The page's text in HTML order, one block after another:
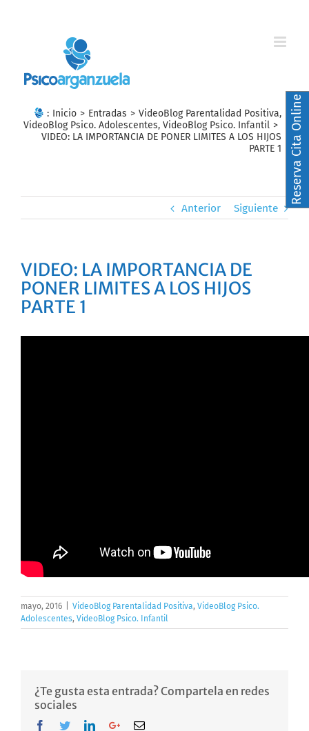
: Inicio > Entradas > VideoBlog Parentalidad Positiva,
VideoBlog Psico. Adolescentes, VideoBlog Psico. Infantil >
VIDEO: LA IMPORTANCIA DE PONER LIMITES A LOS HIJOS
PARTE 1
Anterior Siguiente
VIDEO: LA IMPORTANCIA DE
PONER LIMITES A LOS HIJOS
PARTE 1
mayo, 2016 VideoBlog Parentalidad Positiva, VideoBlog Psico.
Adolescentes, VideoBlog Psico. Infantil
¿Te gusta esta entrada? Compartela en redes
sociales
Facebook
TwitterLinkedInGoogle+Email
Reserva Cita Online